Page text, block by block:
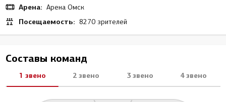
Арена: Арена Омск
Посещаемость: 8270 зрителей
Составы команд
1 звено 2 звено 3 звено 4 звено